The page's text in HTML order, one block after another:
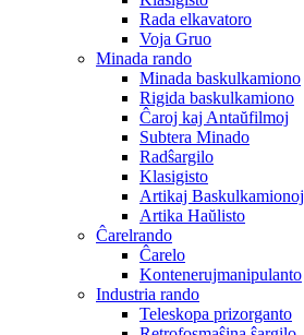
Rada elkavatoro
Voja Gruo
Minada rando
Minada baskulkamiono
Rigida baskulkamiono
Ĉaroj kaj Antaŭfilmoj
Subtera Minado
Radŝargilo
Klasigisto
Artikaj Baskulkamionoj
Artika Haŭlisto
Ĉarelrando
Ĉarelo
Kontenerujmanipulanto
Industria rando
Teleskopa prizorganto